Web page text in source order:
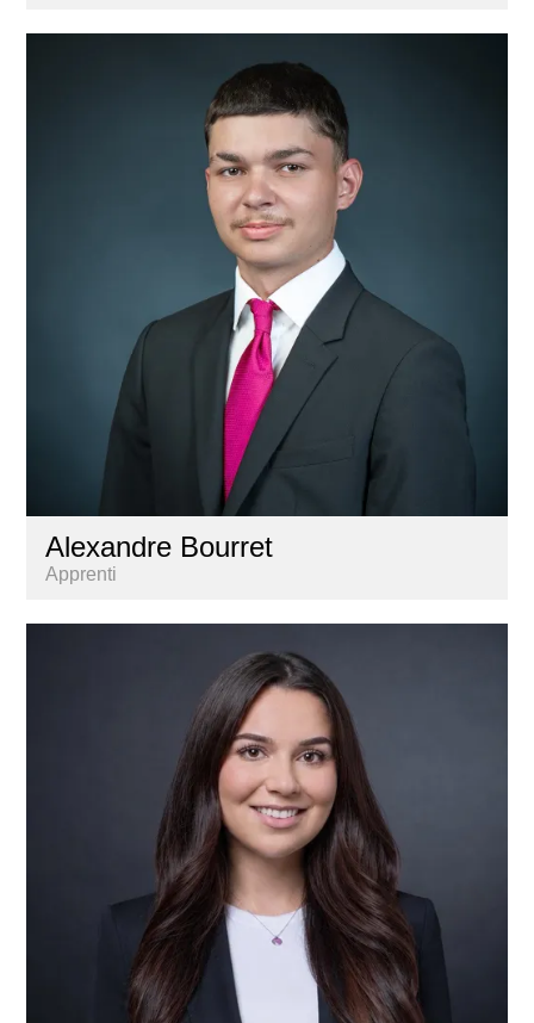
Alexandre Bourret
Apprenti